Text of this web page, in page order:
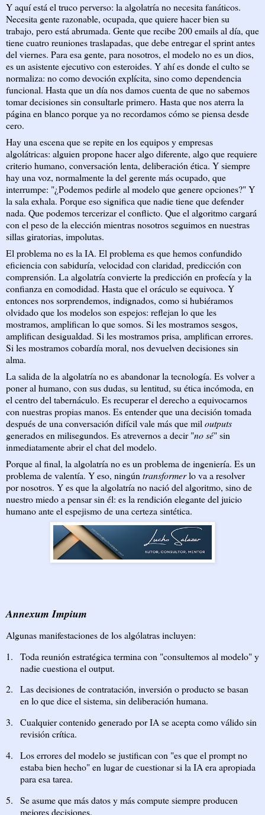
Y aquí está el truco perverso: la algolatría no necesita fanáticos.
Necesita gente razonable, ocupada, que quiere hacer bien su
trabajo, pero está abrumada. Gente que recibe 200 emails al día, que
tiene cuatro reuniones traslapadas, que debe entregar el sprint antes
del viernes. Para esa gente, para nosotros, el modelo no es un dios,
es un asistente ejecutivo con esteroides. Y ahí es donde el culto se
normaliza: no como devoción explícita, sino como dependencia
funcional. Hasta que un día nos damos cuenta de que no sabemos
tomar decisiones sin consultarle primero. Hasta que nos aterra la
página en blanco porque ya no recordamos cómo se piensa desde
cero.
Hay una escena que se repite en los equipos y empresas
algolátricas: alguien propone hacer algo diferente, algo que requiere
criterio humano, conversación lenta, deliberación ética. Y siempre
hay una voz, normalmente la del gerente más ocupado, que
interrumpe: "¿Podemos pedirle al modelo que genere opciones?" Y
la sala exhala. Porque eso significa que nadie tiene que defender
nada. Que podemos tercerizar el conflicto. Que el algoritmo cargará
con el peso de la elección mientras nosotros seguimos en nuestras
sillas giratorias, impolutas.
El problema no es la IA. El problema es que hemos confundido
eficiencia con sabiduría, velocidad con claridad, predicción con
comprensión. La algolatría convierte la predicción en profecía y la
confianza en comodidad. Hasta que el oráculo se equivoca. Y
entonces nos sorprendemos, indignados, como si hubiéramos
olvidado que los modelos son espejos: reflejan lo que les
mostramos, amplifican lo que somos. Si les mostramos sesgos,
amplifican desigualdad. Si les mostramos prisa, amplifican errores.
Si les mostramos cobardía moral, nos devuelven decisiones sin
alma.
La salida de la algolatría no es abandonar la tecnología. Es volver a
poner al humano, con sus dudas, su lentitud, su ética incómoda, en
el centro del tabernáculo. Es recuperar el derecho a equivocarnos
con nuestras propias manos. Es entender que una decisión tomada
después de una conversación difícil vale más que miloutputs
generados en milisegundos. Es atrevernos a decir "no sé" sin
inmediatamente abrir el chat del modelo.
Porque al final, la algolatría no es un problema de ingeniería. Es un
problema de valentía. Y eso, ningúntransformerlo va a resolver
por nosotros. Y es que la algolatría no nació del algoritmo, sino de
nuestro miedo a pensar sin él: es la rendición elegante del juicio
humano ante el espejismo de una certeza sintética.
Annexum Impium
Algunas manifestaciones de los algólatras incluyen:
1.
Toda reunión estratégica termina con "consultemos al modelo" y
nadie cuestiona el output.
2.
Las decisiones de contratación, inversión o producto se basan
en lo que dice el sistema, sin deliberación humana.
3.
Cualquier contenido generado por IA se acepta como válido sin
revisión crítica.
4.
Los errores del modelo se justifican con "es que el prompt no
estaba bien hecho" en lugar de cuestionar si la IA era apropiada
para esa tarea.
5.
Se asume que más datos y más compute siempre producen
mejores decisiones.